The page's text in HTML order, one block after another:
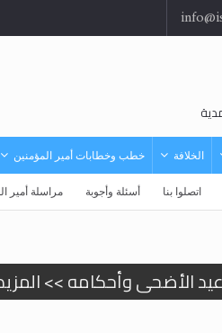
الخلافة خطب وخطابات أمير المؤمنين
اتصلوا بنا أسئلة وأجوبة مراسلة أمير
الأضحى وأحكامه >>